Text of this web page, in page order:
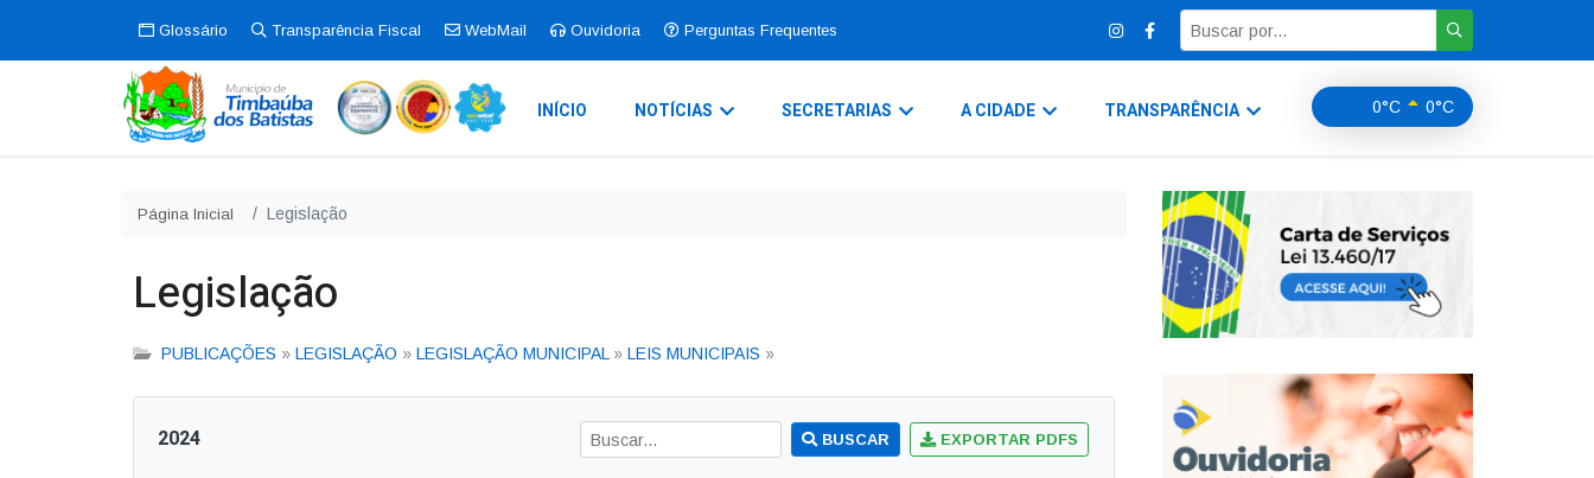
Glossário Transparência Fiscal WebMail Ouvidoria Perguntas Frequentes
0°C 0°C
INÍCIO NOTÍCIAS SECRETARIAS A CIDADE TRANSPARÊNCIA
Página Inicial Legislação
Legislação
PUBLICAÇÕES » LEGISLAÇÃO » LEGISLAÇÃO MUNICIPAL » LEIS MUNICIPAIS »
2024 BUSCAR EXPORTAR PDFS